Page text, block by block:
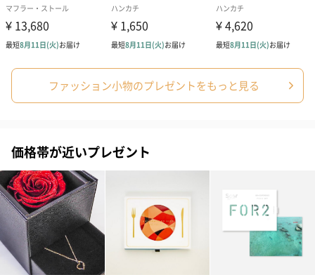
ドライフラワー・プリザーブドフラワー
自然のお花で作ったドライフラワー・プリザーブドフラワーを同
梱します。
一部花材が写真と異なる場合がございます。予めご了承くださ
い。パッケージに入れてお届けします。
ファッション小物のプレゼントをもっと見る
価格帯が近いプレゼント